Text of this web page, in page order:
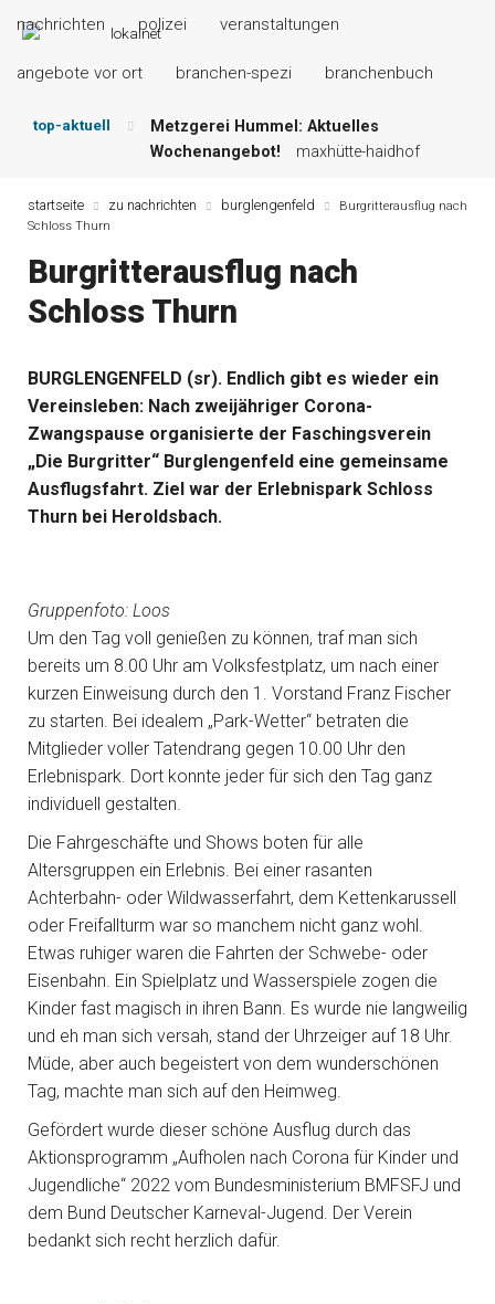
nachrichten polizei veranstaltungen
angebote vor ort branchen-spezi branchenbuch
top-aktuell
Metzgerei Hummel: Aktuelles
Wochenangebot!
maxhütte-haidhof
Grillspezialitäten u.v.m.!
kallmünz
Der „deutsche Michel“ muss nun
zahlen! kommentare & serien &
Angebot …
maxhütte-haidhof
Nutzen Sie aktuelle Angebote Ihrer
Region!
angebote vor ort | anzeige
startseite zu nachrichten burglengenfeld
Burgritterausflug nach
Schloss Thurn
Burgritterausflug nach
Schloss Thurn
BURGLENGENFELD (sr). Endlich gibt es wieder ein
Vereinsleben: Nach zweijähriger Corona-
Zwangspause organisierte der Faschingsverein
„Die Burgritter“ Burglengenfeld eine gemeinsame
Ausflugsfahrt. Ziel war der Erlebnispark Schloss
Thurn bei Heroldsbach.
Gruppenfoto: Loos
Um den Tag voll genießen zu können, traf man sich
bereits um 8.00 Uhr am Volksfestplatz, um nach einer
kurzen Einweisung durch den 1. Vorstand Franz Fischer
zu starten. Bei idealem „Park-Wetter“ betraten die
Mitglieder voller Tatendrang gegen 10.00 Uhr den
Erlebnispark. Dort konnte jeder für sich den Tag ganz
individuell gestalten.
Die Fahrgeschäfte und Shows boten für alle
Altersgruppen ein Erlebnis. Bei einer rasanten
Achterbahn- oder Wildwasserfahrt, dem Kettenkarussell
oder Freifallturm war so manchem nicht ganz wohl.
Etwas ruhiger waren die Fahrten der Schwebe- oder
Eisenbahn. Ein Spielplatz und Wasserspiele zogen die
Kinder fast magisch in ihren Bann. Es wurde nie langweilig
und eh man sich versah, stand der Uhrzeiger auf 18 Uhr.
Müde, aber auch begeistert von dem wunderschönen
Tag, machte man sich auf den Heimweg.
Gefördert wurde dieser schöne Ausflug durch das
Aktionsprogramm „Aufholen nach Corona für Kinder und
Jugendliche“ 2022 vom Bundesministerium BMFSFJ und
dem Bund Deutscher Karneval-Jugend. Der Verein
bedankt sich recht herzlich dafür.